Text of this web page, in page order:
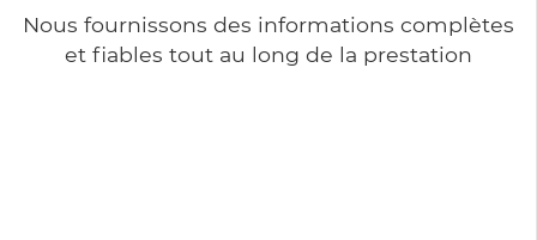
Nous fournissons des informations complètes
et fiables tout au long de la prestation